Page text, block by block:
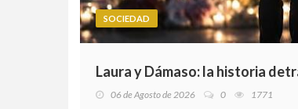
SOCIEDAD
Laura y Dámaso: la historia
06 de Agosto de 2026 0 1771